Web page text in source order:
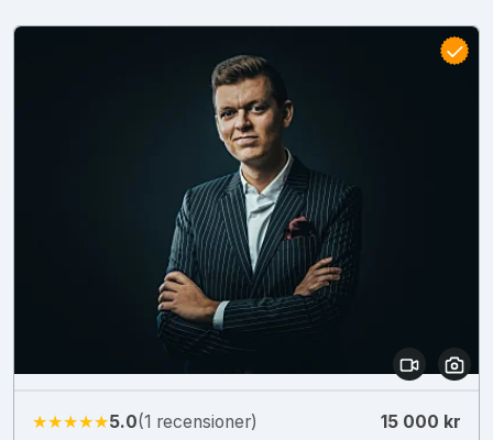
★★★★★5.0(1 recensioner) 15 000 kr